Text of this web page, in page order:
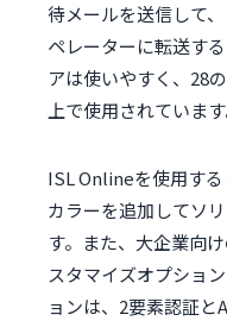
待メールを送信して
ペレーターに転送す
アは使いやすく、28
上で使用されています
ISL Onlineを使用す
カラーを追加してソ
す。また、大企業向
スタマイズオプショ
ョンは、2要素認証と